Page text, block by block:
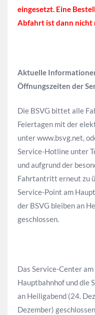
eingesetzt. Eine
Abfahrt ist dann nicht
Aktuelle
Öffnungszeiten der
Die BSVG bittet alle
Feiertagen mit der
unter www.bsvg.net,
Service-Hotline unter
und aufgrund der
Fahrtantritt erneut zu
Service-Point am
der BSVG bleiben an
geschlossen.
Das Service-Center
Hauptbahnhof und die
an Heiligabend (24.
Dezember)